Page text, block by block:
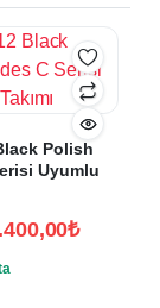
Polish
Uyumlu
₺